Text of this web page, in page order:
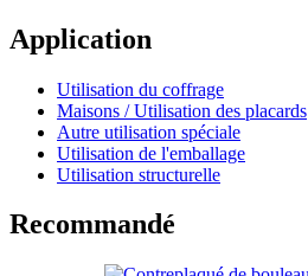
Application
Utilisation du coffrage
Maisons / Utilisation des placards
Autre utilisation spéciale
Utilisation de l'emballage
Utilisation structurelle
Recommandé